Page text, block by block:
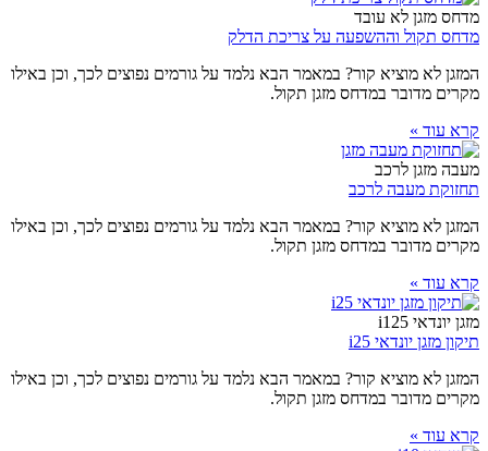
מדחס מזגן לא עובד
מדחס תקול וההשפעה על צריכת הדלק
המזגן לא מוציא קור? במאמר הבא נלמד על גורמים נפוצים לכך, וכן באילו
מקרים מדובר במדחס מזגן תקול.
קרא עוד »
מעבה מזגן לרכב
תחזוקת מעבה לרכב
המזגן לא מוציא קור? במאמר הבא נלמד על גורמים נפוצים לכך, וכן באילו
מקרים מדובר במדחס מזגן תקול.
קרא עוד »
מזגן יונדאי i125
תיקון מזגן יונדאי i25
המזגן לא מוציא קור? במאמר הבא נלמד על גורמים נפוצים לכך, וכן באילו
מקרים מדובר במדחס מזגן תקול.
קרא עוד »